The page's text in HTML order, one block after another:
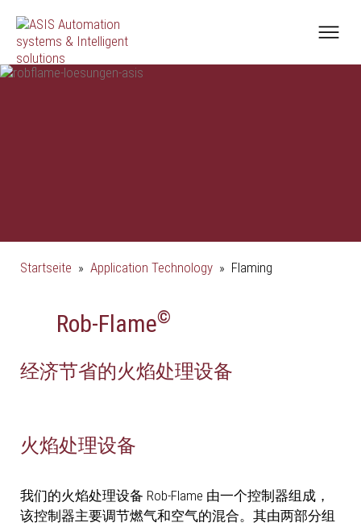
Startseite » Application Technology » Flaming
Rob-Flame©
经济节省的火焰处理设备
火焰处理设备
我们的火焰处理设备 Rob-Flame 由一个控制器组成，
该控制器主要调节燃气和空气的混合。其由两部分组